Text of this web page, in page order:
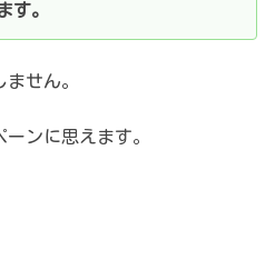
す。
せん。
ンに思えます。